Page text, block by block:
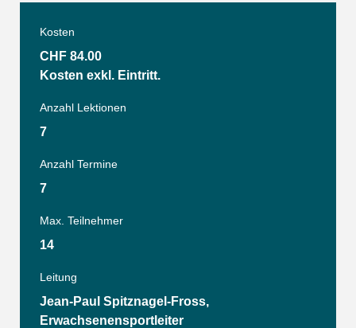
Kosten
CHF 84.00
Kosten exkl. Eintritt.
Anzahl Lektionen
7
Anzahl Termine
7
Max. Teilnehmer
14
Leitung
Jean-Paul Spitznagel-Fross,
Erwachsenensportleiter